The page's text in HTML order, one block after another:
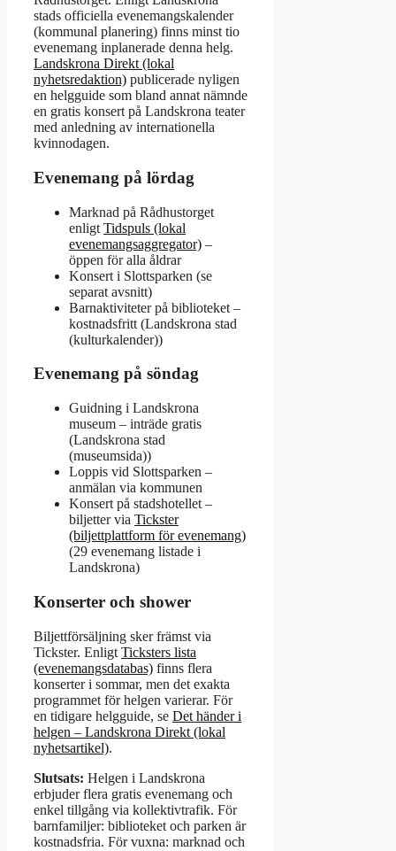
stads officiella evenemangskalender
(kommunal planering) finns minst tio
evenemang inplanerade denna helg.
Landskrona Direkt (lokal
nyhetsredaktion) publicerade nyligen
en helgguide som bland annat nämnde
en gratis konsert på Landskrona teater
med anledning av internationella
kvinnodagen.
Evenemang på lördag
Marknad på Rådhustorget
enligt Tidspuls (lokal
evenemangsaggregator) –
öppen för alla åldrar
Konsert i Slottsparken (se
separat avsnitt)
Barnaktiviteter på biblioteket –
kostnadsfritt (Landskrona stad
(kulturkalender))
Evenemang på söndag
Guidning i Landskrona
museum – inträde gratis
(Landskrona stad
(museumsida))
Loppis vid Slottsparken –
anmälan via kommunen
Konsert på stadshotellet –
biljetter via Tickster
(biljettplattform för evenemang)
(29 evenemang listade i
Landskrona)
Konserter och shower
Biljettförsäljning sker främst via
Tickster. Enligt Ticksters lista
(evenemangsdatabas) finns flera
konserter i sommar, men det exakta
programmet för helgen varierar. För
en tidigare helgguide, se Det händer i
helgen – Landskrona Direkt (lokal
nyhetsartikel).
Slutsats: Helgen i Landskrona
erbjuder flera gratis evenemang och
enkel tillgång via kollektivtrafik. För
barnfamiljer: biblioteket och parken är
kostnadsfria. För vuxna: marknad och